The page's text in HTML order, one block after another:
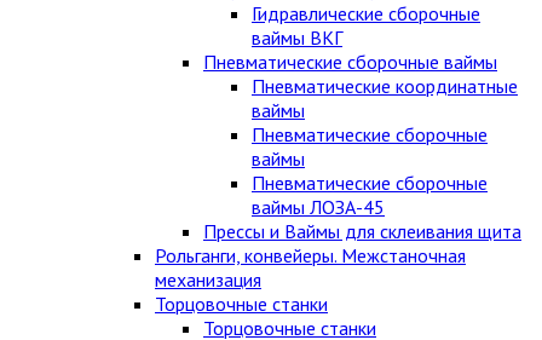
Гидравлические сборочные
ваймы ВКГ
Пневматические сборочные ваймы
Пневматические координатные
ваймы
Пневматические сборочные
ваймы
Пневматические сборочные
ваймы ЛОЗА-45
Прессы и Ваймы для склеивания щита
Рольганги, конвейеры. Межстаночная
механизация
Торцовочные станки
Торцовочные станки